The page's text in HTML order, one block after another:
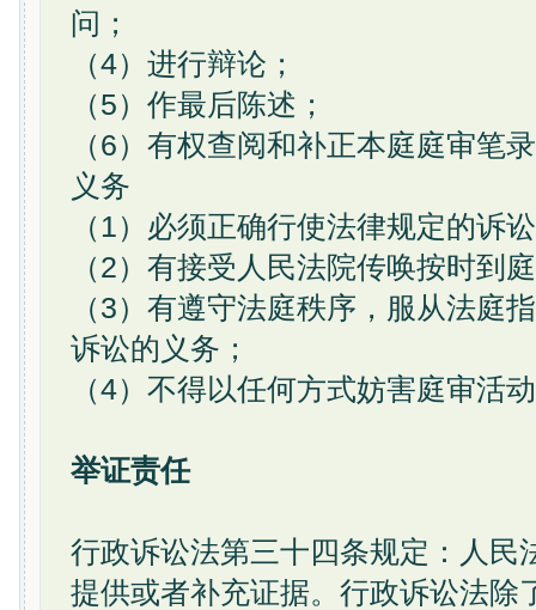
问；
（4）进行辩论；
（5）作最后陈述；
（6）有权查阅和补正本庭庭审笔
义务
（1）必须正确行使法律规定的诉
（2）有接受人民法院传唤按时到
（3）有遵守法庭秩序，服从法庭
诉讼的义务；
（4）不得以任何方式妨害庭审活
举证责任
行政诉讼法第三十四条规定：人民
提供或者补充证据。行政诉讼法除